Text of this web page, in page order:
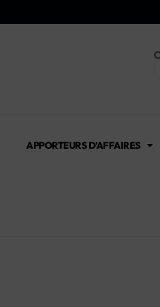
APPORTEURS D’AFFAIRES